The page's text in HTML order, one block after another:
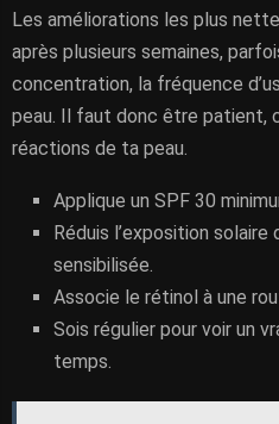
Les améliorations les plus
après plusieurs semaines,
concentration, la fréquence
peau. Il faut donc être
réactions de ta peau.
Applique un SPF 30
Réduis l’exposition
sensibilisée.
Associe le rétinol à une
Sois régulier pour voir un
temps.